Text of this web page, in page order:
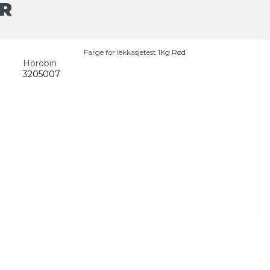
Farge for lekkasjetest 1Kg Rød
Horobin
3205007